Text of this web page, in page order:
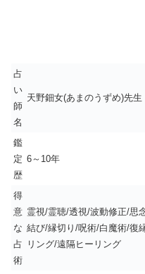
占
い
師
名
天野鈿女(あまのうずめ)先生
鑑
定
歴
6～10年
得
意
な
占
術
霊視/霊聴/透視/波動修正/思
結び/縁切り/呪術/白魔術/復
リング/遠隔ヒーリング